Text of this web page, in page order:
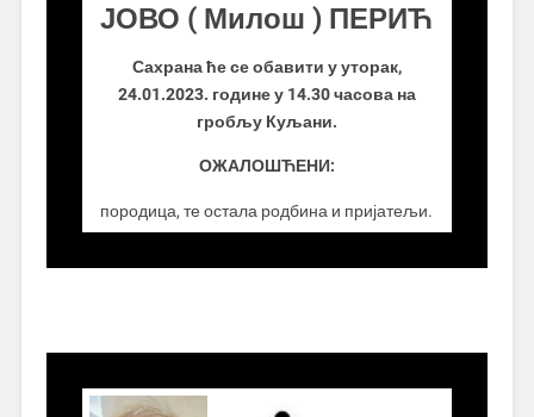
ЈОВО ( Милош ) ПЕРИЋ
Сахрана ће се обавити у уторак,
24.01.2023. године у 14.30 часова на
гробљу Куљани.
ОЖАЛОШЋЕНИ:
породица, те остала родбина и пријатељи.